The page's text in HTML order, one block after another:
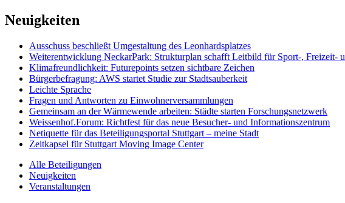
Neuigkeiten
Ausschuss beschließt Umgestaltung des Leonhards­platzes
Weiterentwicklung NeckarPark: Strukturplan schafft Leitbild für Sport-, Freizeit-
Klimafreundlichkeit: Futurepoints setzen sichtbare Zeichen
Bürgerbefragung: AWS startet Studie zur Stadtsauberkeit
Leichte Sprache
Fragen und Antworten zu Einwohnerversammlungen
Gemeinsam an der Wärmewende arbeiten: Städte starten Forschungsnetzwerk
Weissenhof.Forum: Richtfest für das neue Besucher- und Informationszentrum
Netiquette für das Beteiligungsportal Stuttgart – meine Stadt
Zeitkapsel für Stuttgart Moving Image Center
Alle Beteiligungen
Neuigkeiten
Veranstaltungen